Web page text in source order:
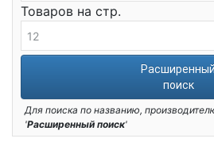
Товаров на стр.
Расширенный
поиск
Для поиска по названию,
'Расширенный поиск'